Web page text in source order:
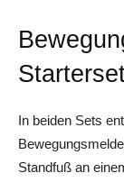
In beiden Sets
Standfuß an